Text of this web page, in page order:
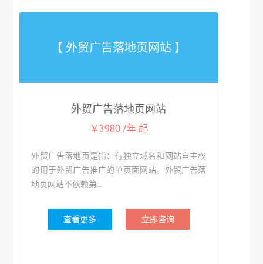
【 外贸广告落地页网站 】
外贸广告落地页网站
￥3980 /年 起
外贸广告落地页是指：有独立域名和网站自主权
的用于外贸广告推广的单页面网站。外贸广告落
地页网站不依赖第...
查看更多 立即咨询